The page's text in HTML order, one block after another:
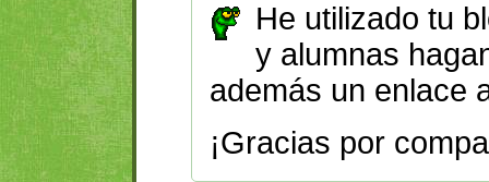
He utilizado tu
y alumnas
además un enlace
¡Gracias por